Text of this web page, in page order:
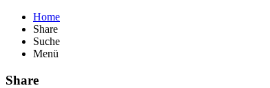
Home
Share
Suche
Menü
Share